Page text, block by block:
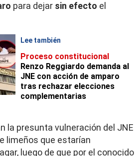
para dejar sin efecto el
Lee también
Proceso constitucional
Renzo Reggiardo demanda al
JNE con acción de amparo
tras rechazar elecciones
complementarias
la presunta vulneración del JNE
limeños que estarían
luego de que por el conocido